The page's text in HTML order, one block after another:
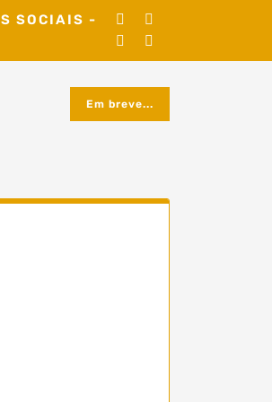
SOCIAIS -
Em breve...